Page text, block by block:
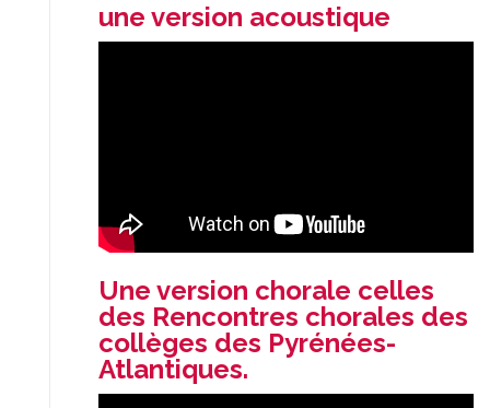
une version acoustique
Une version chorale celles
des Rencontres chorales des
collèges des Pyrénées-
Atlantiques.